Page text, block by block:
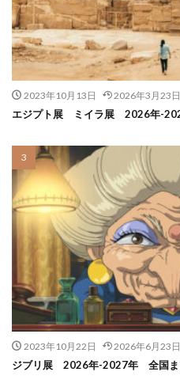
2023年10月13日 2026年3月23日
エジプト展 ミイラ展 2026年-
2023年10月22日 2026年6月23日
ジブリ展 2026年-2027年 全国ま